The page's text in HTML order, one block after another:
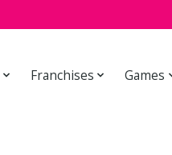
Franchises Games